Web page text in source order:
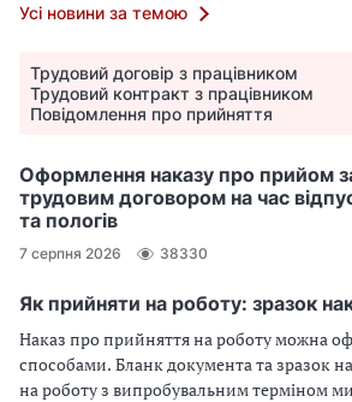
Усі новини за темою
Трудовий договір з працівником
Трудовий контракт з працівником
Повідомлення про прийняття
Оформлення наказу про прийом
трудовим договором на час
та пологів
7 серпня 2026 38330
Як прийняти на роботу: зразок
Наказ про прийняття на роботу можна
способами. Бланк документа та зразок
на роботу з випробувальним терміном